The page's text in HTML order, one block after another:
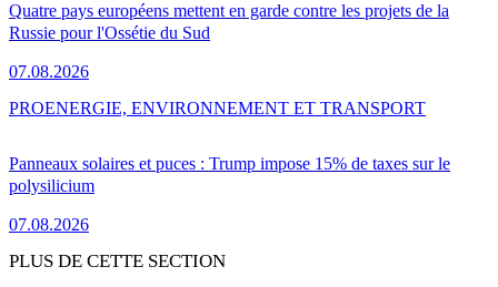
Quatre pays européens mettent en garde contre les projets de la
Russie pour l'Ossétie du Sud
07.08.2026
Panneaux solaires et puces : Trump impose 15% de taxes sur le
polysilicium
07.08.2026
PROENERGIE, ENVIRONNEMENT ET TRANSPORT
PLUS DE CETTE SECTION